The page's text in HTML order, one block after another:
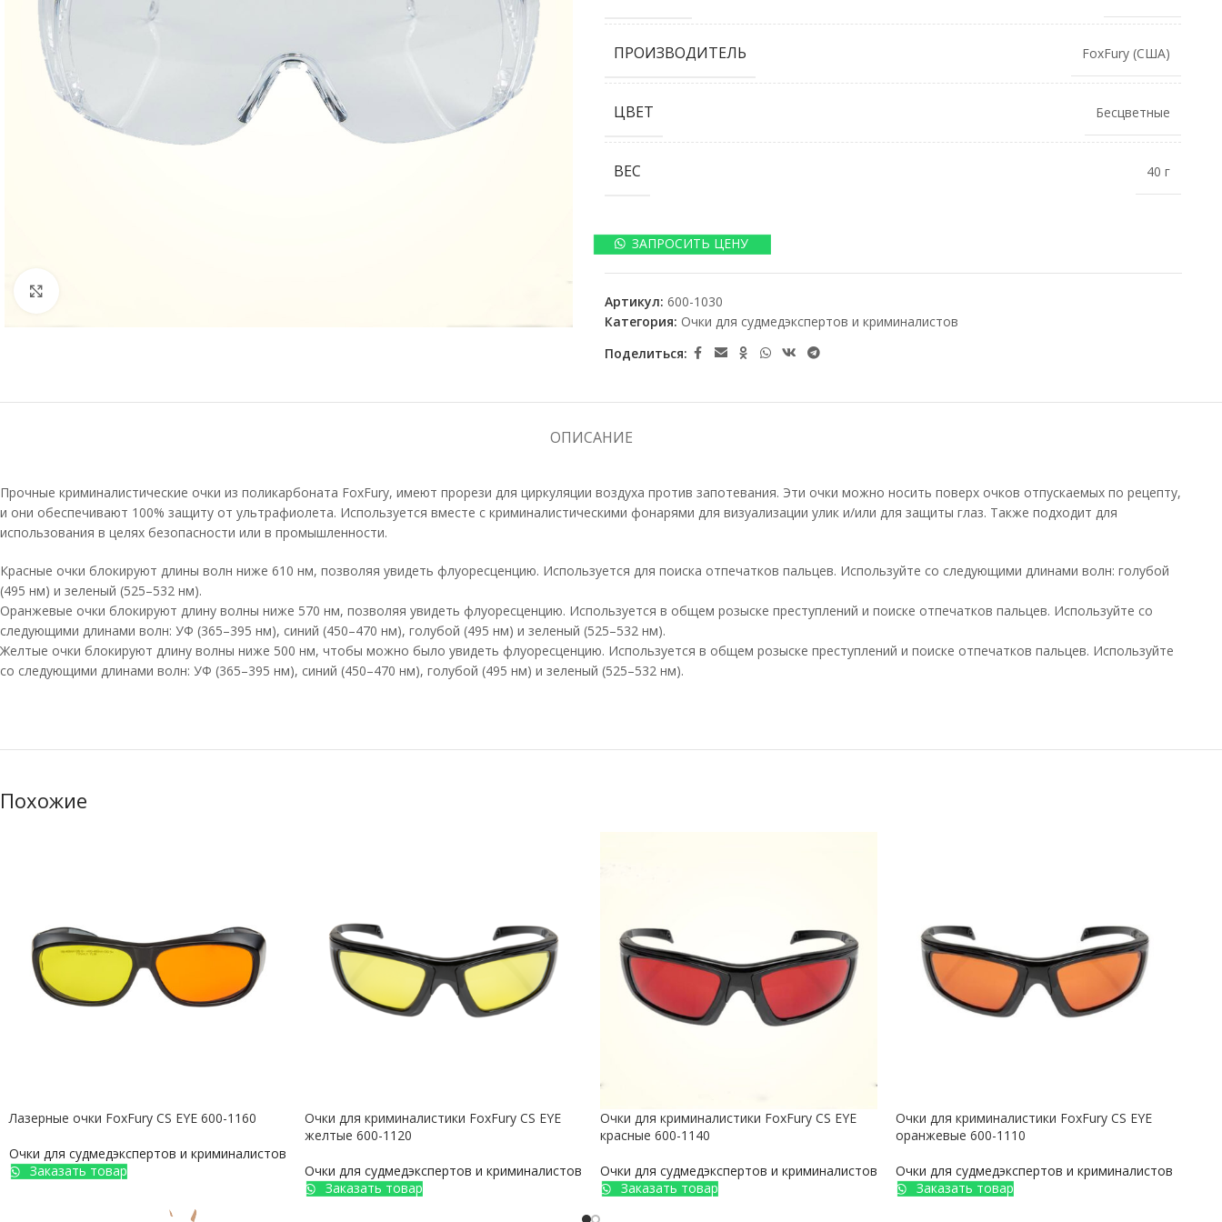
ПРОИЗВОДИТЕЛЬ FoxFury (США)
ЦВЕТ Бесцветные
ВЕС 40 г
ЗАПРОСИТЬ ЦЕНУ
Артикул: 600-1030
Категория: Очки для судмедэкспертов и криминалистов
Поделиться:
ОПИСАНИЕ
Прочные криминалистические очки из поликарбоната FoxFury, имеют прорези для циркуляции воздуха против запотевания. Эти очки можно носить поверх очков отпускаемых по рецепту,
и они обеспечивают 100% защиту от ультрафиолета. Используется вместе с криминалистическими фонарями для визуализации улик и/или для защиты глаз. Также подходит для
использования в целях безопасности или в промышленности.
Красные очки блокируют длины волн ниже 610 нм, позволяя увидеть флуоресценцию. Используется для поиска отпечатков пальцев. Используйте со следующими длинами волн: голубой
(495 нм) и зеленый (525–532 нм).
Оранжевые очки блокируют длину волны ниже 570 нм, позволяя увидеть флуоресценцию. Используется в общем розыске преступлений и поиске отпечатков пальцев. Используйте со
следующими длинами волн: УФ (365–395 нм), синий (450–470 нм), голубой (495 нм) и зеленый (525–532 нм).
Желтые очки блокируют длину волны ниже 500 нм, чтобы можно было увидеть флуоресценцию. Используется в общем розыске преступлений и поиске отпечатков пальцев. Используйте
со следующими длинами волн: УФ (365–395 нм), синий (450–470 нм), голубой (495 нм) и зеленый (525–532 нм).
Похожие
Лазерные очки FoxFury CS EYE 600-1160
Очки для судмедэкспертов и криминалистов
Заказать товар
Очки для криминалистики FoxFury CS EYE
желтые 600-1120
Очки для судмедэкспертов и криминалистов
Заказать товар
Очки для криминалистики FoxFury CS EYE
красные 600-1140
Очки для судмедэкспертов и криминалистов
Заказать товар
Очки для криминалистики FoxFury CS EYE
оранжевые 600-1110
Очки для судмедэкспертов и криминалистов
Заказать товар